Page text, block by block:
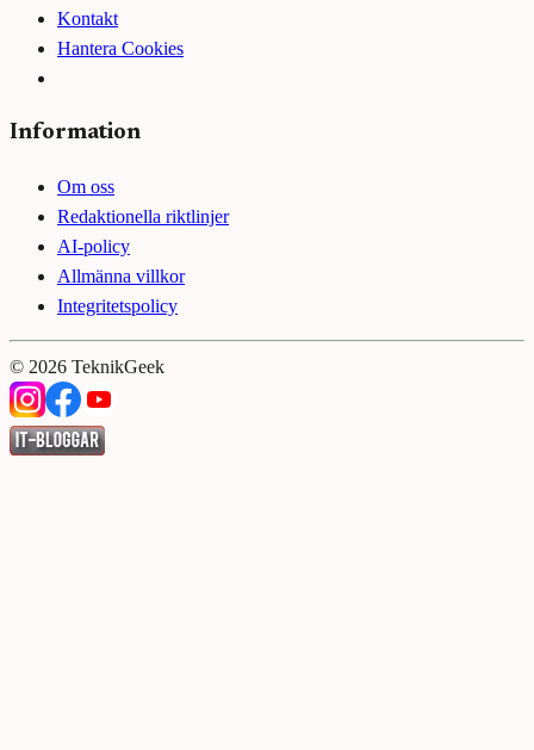
Kontakt
Hantera Cookies
Information
Om oss
Redaktionella riktlinjer
AI-policy
Allmänna villkor
Integritetspolicy
© 2026 TeknikGeek